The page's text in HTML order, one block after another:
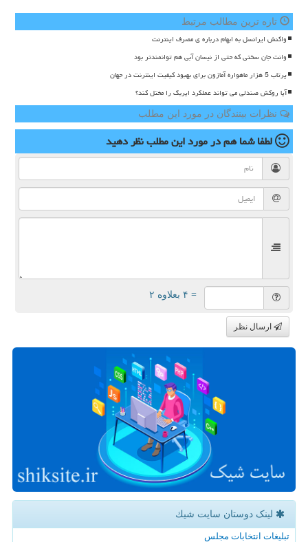
تازه ترین مطالب مرتبط
واکنش ایرانسل به ابهام درباره ی مصرف اینترنت
وانت جان سختی که حتی از نیسان آبی هم توانمندتر بود
پرتاب 5 هزار ماهواره آمازون برای بهبود کیفیت اینترنت در جهان
آیا روکش صندلی می تواند عملکرد ایربگ را مختل کند؟
نظرات بینندگان در مورد این مطلب
لطفا شما همدر مورد این مطلبنظر دهید
= ۴ بعلاوه ۲
ارسال نظر
لینک دوستان سایت شیك
تبلیغات انتخابات مجلس